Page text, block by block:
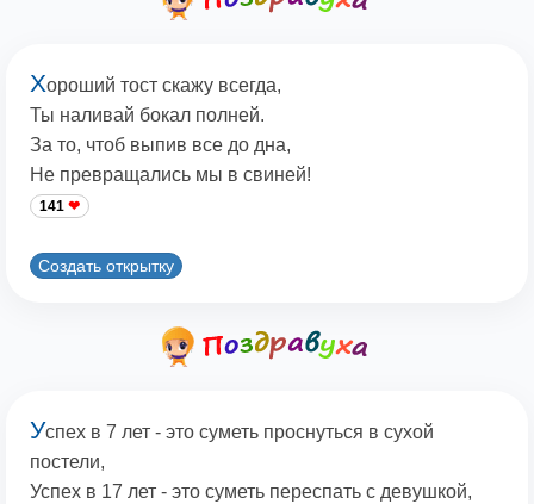
Хороший тост скажу всегда,
Ты наливай бокал полней.
За то, чтоб выпив все до дна,
Не превращались мы в свиней!
141
Создать открытку
Успех в 7 лет - это суметь проснуться в сухой
постели,
Успех в 17 лет - это суметь переспать с девушкой,